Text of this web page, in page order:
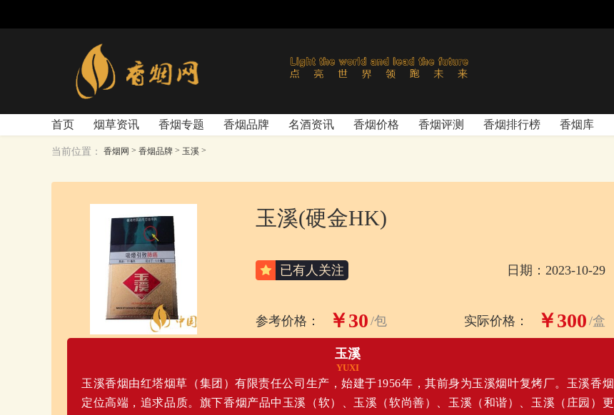
首页 烟草资讯 香烟专题 香烟品牌 名酒资讯 香烟价格 香烟评测 香烟排行榜 香烟库
当前位置： 香烟网 > 香烟品牌 > 玉溪 >
玉溪(硬金HK)
已有人关注 日期：2023-10-29
参考价格： ￥30 /包 实际价格： ￥300 /盒
玉溪
YUXI
玉溪香烟由红塔烟草（集团）有限责任公司生产，始建于1956年，其前身为玉溪烟叶复烤厂。玉溪香烟
定位高端，追求品质。旗下香烟产品中玉溪（软）、玉溪（软尚善）、玉溪（和谐）、玉溪（庄园）更